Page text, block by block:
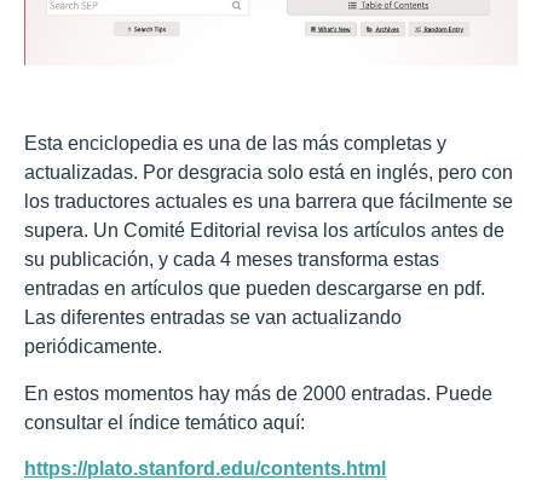
Esta enciclopedia es una de las más completas y
actualizadas. Por desgracia solo está en inglés, pero con
los traductores actuales es una barrera que fácilmente se
supera. Un Comité Editorial revisa los artículos antes de
su publicación, y cada 4 meses transforma estas
entradas en artículos que pueden descargarse en pdf.
Las diferentes entradas se van actualizando
periódicamente.
En estos momentos hay más de 2000 entradas. Puede
consultar el índice temático aquí:
https://plato.stanford.edu/contents.html